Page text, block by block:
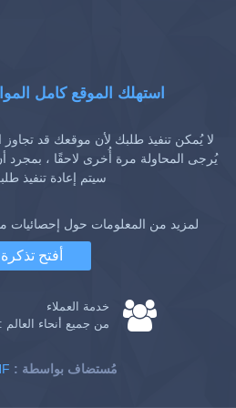
استهلك الموقع كامل
لا يُمكن تنفيذ طلبك لأن موقعك قد
يُرجى المحاولة مرة أُخرى لاحقًا ، بمجرد
سيتم إعادة تنفيذ
لمزيد من المعلومات حول إحصائيات
أفتح تذكرة
خدمة العملاء
من جميع أنحاء العالم :
: مُستضاف بواسطة